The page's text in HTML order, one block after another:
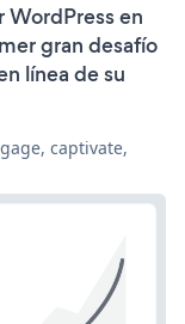
en
gran desafío
línea de su
captivate,